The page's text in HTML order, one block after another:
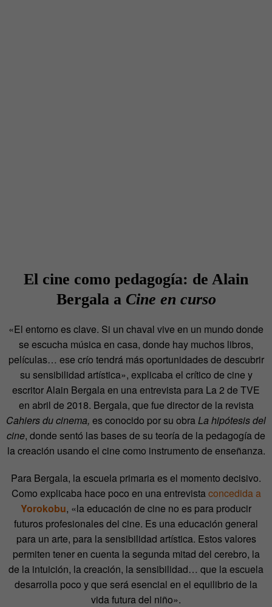
El cine como pedagogía: de Alain
Bergala a Cine en curso
«El entorno es clave. Si un chaval vive en un mundo donde
se escucha música en casa, donde hay muchos libros,
películas… ese crío tendrá más oportunidades de descubrir
su sensibilidad artística», explicaba el crítico de cine y
escritor Alain Bergala en una entrevista para La 2 de TVE
en abril de 2018. Bergala, que fue director de la revista
Cahiers du cinema, es conocido por su obraLa hipótesis del
cine, donde sentó las bases de su teoría de la pedagogía de
la creación usando el cine como instrumento de enseñanza.
Para Bergala, la escuela primaria es el momento decisivo.
Como explicaba hace poco en una entrevistaconcedida a
Yorokobu, «la educación de cine no es para producir
futuros profesionales del cine. Es una educación general
para un arte, para la sensibilidad artística. Estos valores
permiten tener en cuenta la segunda mitad del cerebro, la
de la intuición, la creación, la sensibilidad… que la escuela
desarrolla poco y que será esencial en el equilibrio de la
vida futura del niño».